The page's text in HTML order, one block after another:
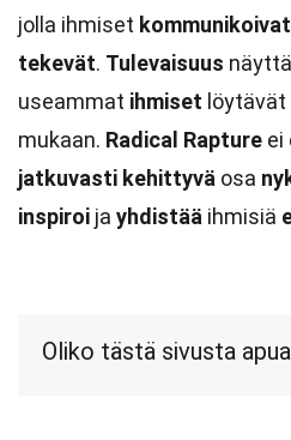
jolla ihmiset kommunikoivat
tekevät. Tulevaisuus
useammat ihmiset
mukaan. Radical Rapture ei
jatkuvasti kehittyvä osa
inspiroi ja yhdistää ihmisiä
Oliko tästä sivusta